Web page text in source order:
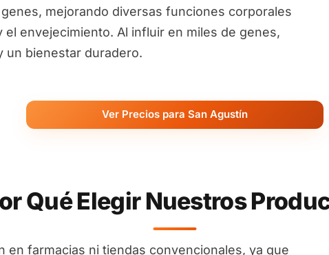
mejorando diversas funciones corporales
envejecimiento. Al influir en miles de genes,
un bienestar duradero.
Ver Precios para San Agustín
Qué Elegir Nuestros
farmacias ni tiendas convencionales, ya que